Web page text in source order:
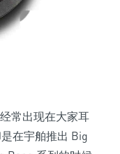
常出现在大家耳
在宇舶推出 Big